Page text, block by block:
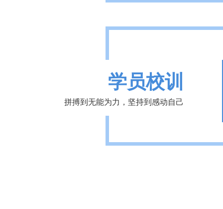
学员校训
拼搏到无能为力，坚持到感动自己